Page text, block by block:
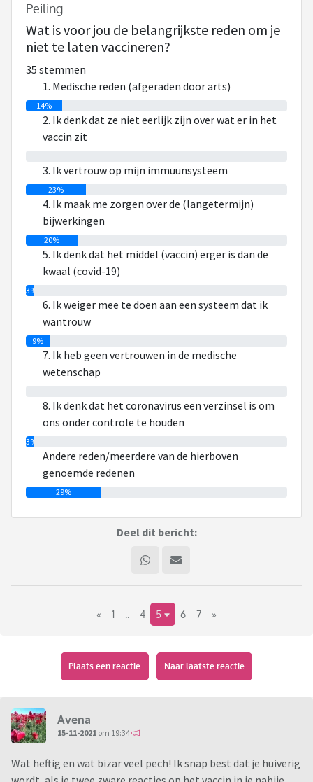
meerdere of andere redenen hebben, dan kun je dat
vermelden in de reacties. Ik heb het je makkelijk gemaakt
door de redenen te nummeren.
Peiling
Wat is voor jou de belangrijkste reden om je
niet te laten vaccineren?
35 stemmen
1. Medische reden (afgeraden door arts)
14%
2. Ik denk dat ze niet eerlijk zijn over wat er in het
vaccin zit
3. Ik vertrouw op mijn immuunsysteem
23%
4. Ik maak me zorgen over de (langetermijn)
bijwerkingen
20%
5. Ik denk dat het middel (vaccin) erger is dan de
kwaal (covid-19)
3%
6. Ik weiger mee te doen aan een systeem dat ik
wantrouw
9%
7. Ik heb geen vertrouwen in de medische
wetenschap
8. Ik denk dat het coronavirus een verzinsel is om
ons onder controle te houden
3%
Andere reden/meerdere van de hierboven
genoemde redenen
29%
Deel dit bericht:
« 1 4 5 6 7 »
Plaats een reactie Naar laatste reactie
Avena
15-11-2021 om 19:34
Wat heftig en wat bizar veel pech! Ik snap best dat je huiverig